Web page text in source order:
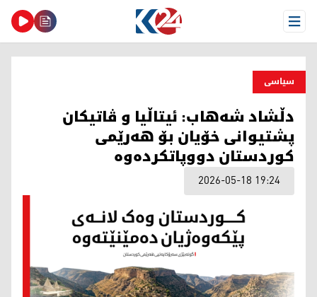
Open Menu
سیاسی
دڵشاد شەهاب: ئیتاڵیا و ڤاتیکان
پشتیوانی خۆیان بۆ هەرێمی
کوردستان دووپاتکردەوە
2026-05-18 19:24